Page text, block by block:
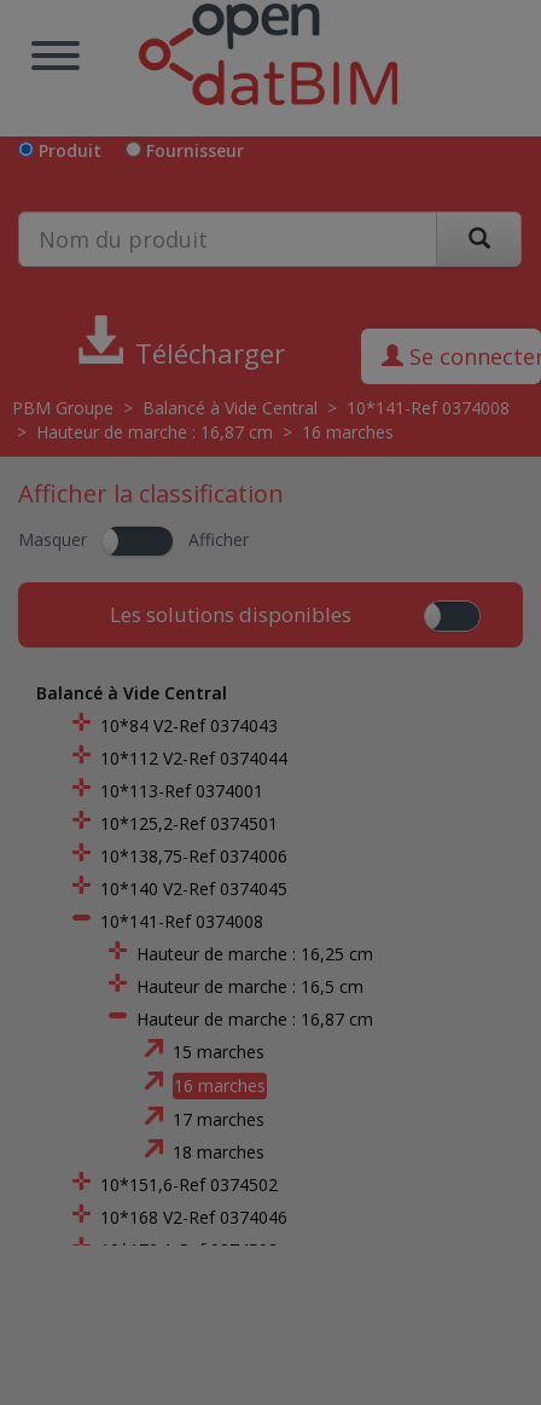
Produit Fournisseur
Télécharger Se
PBM Groupe > Balancé à Vide Central > 10*141-Ref 0374008
> Hauteur de marche : 16,87 cm > 16 marches
Afficher la classification
Masquer Afficher
Les solutions disponibles
Balancé à Vide Central
10*84 V2-Ref 0374043
10*112 V2-Ref 0374044
10*113-Ref 0374001
10*125,2-Ref 0374501
10*138,75-Ref 0374006
10*140 V2-Ref 0374045
10*141-Ref 0374008
Hauteur de marche : 16,25 cm
Hauteur de marche : 16,5 cm
Hauteur de marche : 16,87 cm
15 marches
16 marches
17 marches
18 marches
10*151,6-Ref 0374502
10*168 V2-Ref 0374046
10*170,1-Ref 0374503